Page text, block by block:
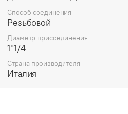
Способ соединения
Резьбовой
Диаметр присоединения
1"1/4
Страна производителя
Италия